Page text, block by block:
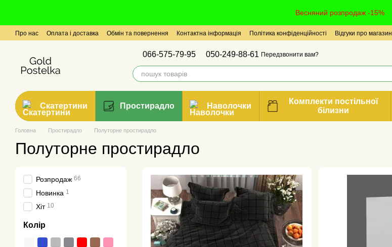
Весняний розпродаж -15%
Про нас Оплата і доставка Обмін та повернення Контактна інформація Політика конфіденційності Відгуки про магазин
066-575-79-95 050-249-88-61 Передзвонити вам?
Скатертини Простирадло Наволочки
Комплекти постільної
білизни
Головна Простирадло Полуторне простирадло
Полуторне простирадло
Розпродаж 66
Новинка 1
Хіт 10
Колір